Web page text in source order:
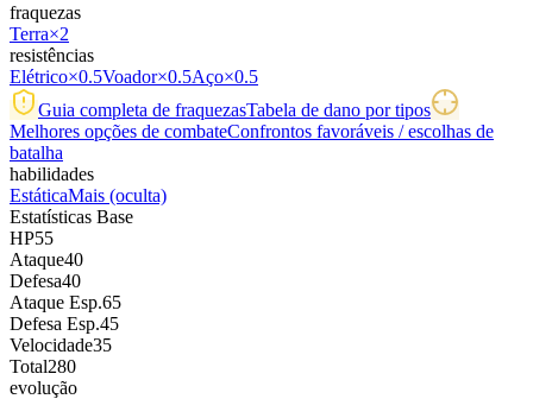
fraquezas
Terra×2
resistências
Elétrico×0.5Voador×0.5Aço×0.5
Guia completa de fraquezasTabela de dano por tipos
Melhores opções de combateConfrontos favoráveis / escolhas de
batalha
habilidades
EstáticaMais (oculta)
Estatísticas Base
HP55
Ataque40
Defesa40
Ataque Esp.65
Defesa Esp.45
Velocidade35
Total280
evolução